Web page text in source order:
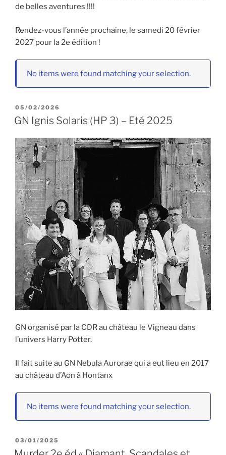
de belles aventures !!!!
Rendez-vous l’année prochaine, le samedi 20 février
2027 pour la 2e édition !
No items were found matching your selection.
PUBLIÉ
LE
05/02/2026
GN Ignis Solaris (HP 3) – Eté 2025
GN organisé par la CDR au château le Vigneau dans
l’univers Harry Potter.
Il fait suite au GN Nebula Aurorae qui a eut lieu en 2017
au château d’Aon à Hontanx
No items were found matching your selection.
PUBLIÉ
LE
03/01/2025